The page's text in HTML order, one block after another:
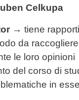
Celkupa
→ tiene
da raccogliere
le loro opinioni
del corso di
in